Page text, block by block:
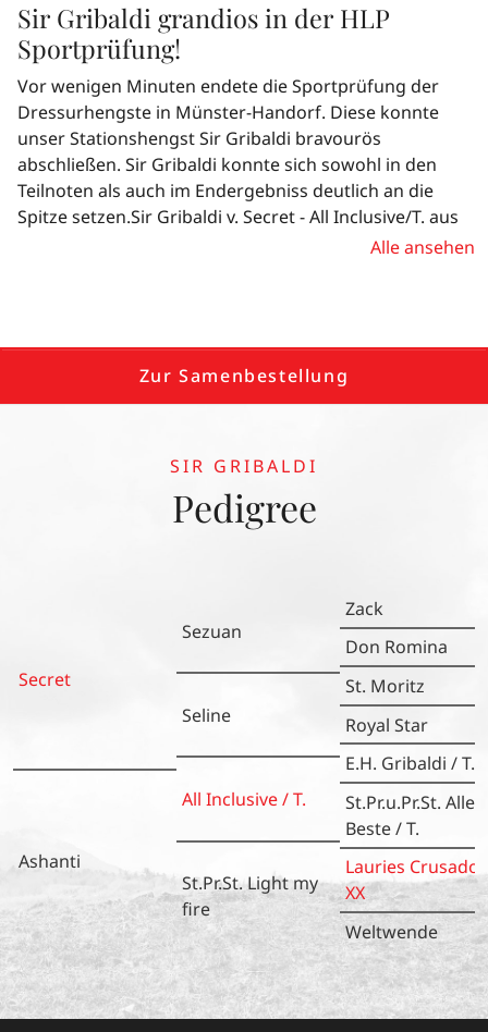
Inclusive/T., stammt aus der renommierten Zucht der
ZG Aronis & Janßen Gehrenhof in Oederquart. Unter
der einfühlsamen und professionellen Vorbereitung
unserer talentierten Bereiterin Beatrice Arturi zeigte er
eine beeindruckende Leistung.Seine Noten sprechen
für sich: Für den Trab erhielt er eine herausragende
9,0, im Schritt eine 8,5 und im Galopp erneut eine 9,0.
Darüber hinaus erhielt er für seine Rittigkeit die 9,3
und für den Gesamteindruck eine bemerkenswerte 9,2.
Diese exzellenten Bewertungen führten zu einer
zu diesem herausragenden Erfolg gratulieren! Sir
Gribaldi ist zweifellos ein Pferd, das die Zukunft der
Sir Gribaldi grandios in der HLP
Sportprüfung!
Vor wenigen Minuten endete die Sportprüfung der
Dressurhengste in Münster-Handorf. Diese konnte
unser Stationshengst Sir Gribaldi bravourös
abschließen. Sir Gribaldi konnte sich sowohl in den
Teilnoten als auch im Endergebniss deutlich an die
Spitze setzen.Sir Gribaldi v. Secret - All Inclusive/T. aus
der Zucht der ZG Aronis & Janßen Gehrenhof,
eine 9,0! in der Rittigkeit eine 8,8 und für den
Gesamteindruck eine 9,0!. Welches zu einer
gewichteten Endnote von 8,84 führte. Wir gratulieren
Alle ansehen
Zur Samenbestellung
SIR GRIBALDI
Pedigree
Secret
Ashanti
Sezuan
Seline
All Inclusive / T.
St.Pr.St. Light my
fire
Zack
Don Romina
St. Moritz
Royal Star
E.H. Gribaldi / T.
St.Pr.u.Pr.St. Aller
Beste / T.
Lauries Crusador
XX
Weltwende